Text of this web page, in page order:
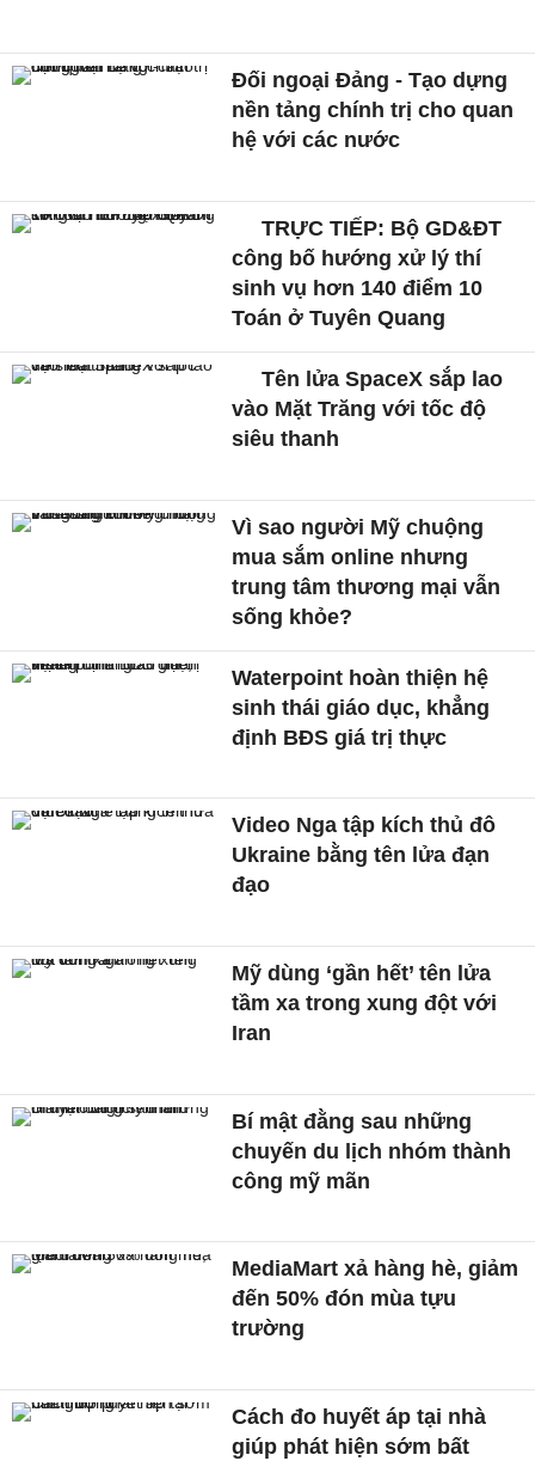
Đối ngoại Đảng - Tạo dựng
nền tảng chính trị cho quan
hệ với các nước
TRỰC TIẾP: Bộ GD&ĐT
công bố hướng xử lý thí
sinh vụ hơn 140 điểm 10
Toán ở Tuyên Quang
Tên lửa SpaceX sắp lao
vào Mặt Trăng với tốc độ
siêu thanh
Vì sao người Mỹ chuộng
mua sắm online nhưng
trung tâm thương mại vẫn
sống khỏe?
Waterpoint hoàn thiện hệ
sinh thái giáo dục, khẳng
định BĐS giá trị thực
Video Nga tập kích thủ đô
Ukraine bằng tên lửa đạn
đạo
Mỹ dùng ‘gần hết’ tên lửa
tầm xa trong xung đột với
Iran
Bí mật đằng sau những
chuyến du lịch nhóm thành
công mỹ mãn
MediaMart xả hàng hè, giảm
đến 50% đón mùa tựu
trường
Cách đo huyết áp tại nhà
giúp phát hiện sớm bất